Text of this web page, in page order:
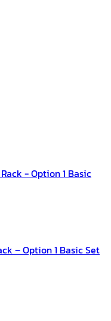
– Option 1 Basic Set